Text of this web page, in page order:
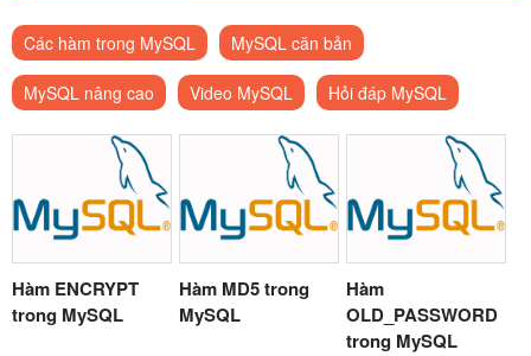
Các hàm trong MySQL MySQL căn bản
MySQL nâng cao Video MySQL Hỏi đáp MySQL
Hàm ENCRYPT
trong MySQL
Hàm MD5 trong
MySQL
Hàm
OLD_PASSWORD
trong MySQL